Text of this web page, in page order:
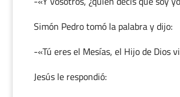
Simón Pedro tomó la palabra y dijo:
-«Tú eres el Mesías, el Hijo de Dios
Jesús le respondió: